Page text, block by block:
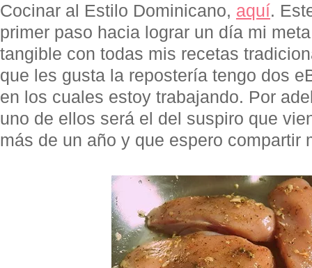
Cocinar al Estilo Dominicano, aquí.
primer paso hacia lograr un día mi
tangible con todas mis recetas
que les gusta la repostería tengo dos
en los cuales estoy trabajando. Por
uno de ellos será el del suspiro que
más de un año y que espero compartir